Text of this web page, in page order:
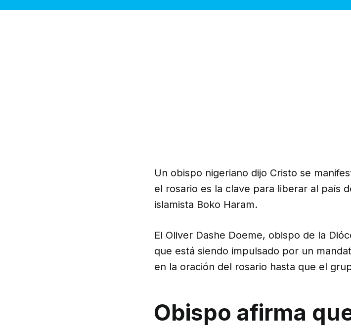
Un obispo nigeriano dijo Cristo se
el rosario es la clave para liberar al país
islamista Boko Haram.
El Oliver Dashe Doeme, obispo de la
que está siendo impulsado por un
en la oración del rosario hasta que el
Obispo afirma